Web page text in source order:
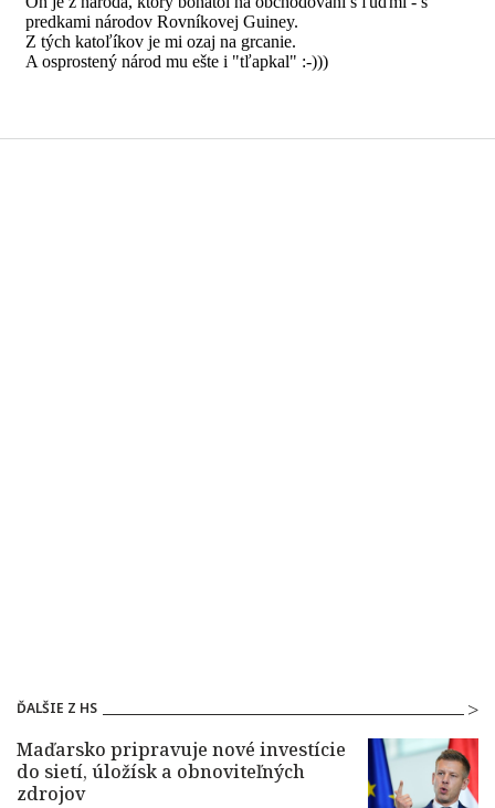
ĎALŠIE Z HS
Maďarsko pripravuje nové investície
do sietí, úložísk a obnoviteľných
zdrojov